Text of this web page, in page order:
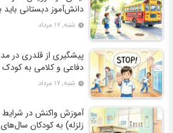
دانش‌آموز دبستانی باید
شنبه, ۱۷ مرداد
پیشگیری از قلدری در
دفاعی و کلامی به کودک
شنبه, ۱۷ مرداد
آموزش واکنش در
زلزله) به کودکان